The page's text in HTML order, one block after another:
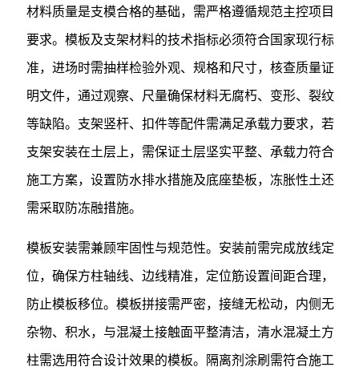
材料质量是支模合格的基础，需严格遵循规范主控项目
要求。模板及支架材料的技术指标必须符合国家现行标
准，进场时需抽样检验外观、规格和尺寸，核查质量证
明文件，通过观察、尺量确保材料无腐朽、变形、裂纹
等缺陷。支架竖杆、扣件等配件需满足承载力要求，若
支架安装在土层上，需保证土层坚实平整、承载力符合
施工方案，设置防水排水措施及底座垫板，冻胀性土还
需采取防冻融措施。
模板安装需兼顾牢固性与规范性。安装前需完成放线定
位，确保方柱轴线、边线精准，定位筋设置间距合理，
防止模板移位。模板拼接需严密，接缝无松动，内侧无
杂物、积水，与混凝土接触面平整清洁，清水混凝土方
柱需选用符合设计效果的模板。隔离剂涂刷需符合施工